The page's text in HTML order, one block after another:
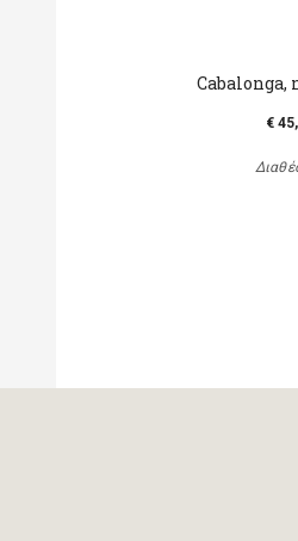
Cabalonga,
€